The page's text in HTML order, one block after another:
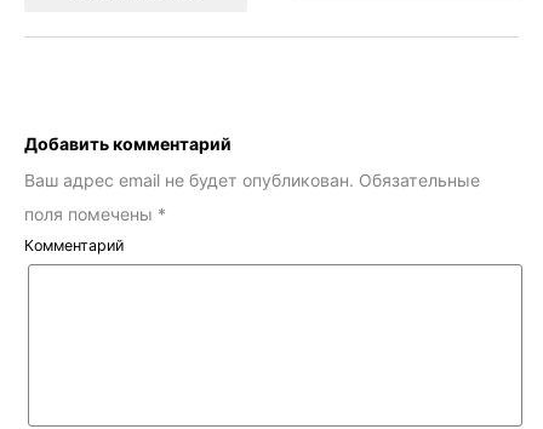
Добавить комментарий
Ваш адрес email не будет опубликован. Обязательные
поля помечены *
Комментарий